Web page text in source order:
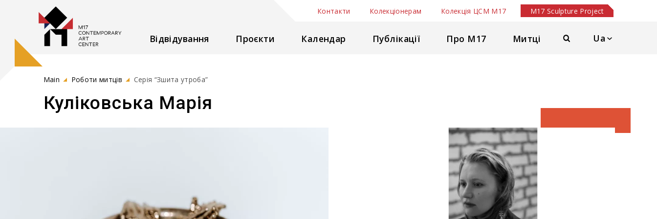
Ua
Відвідування Проєкти Календар Публікації Про М17 Митці
Контакти Колекціонерам Колекція ЦСМ М17 M17 Sculpture Project
Main Роботи митців Серія “Зшита утроба”
Куліковська Марія